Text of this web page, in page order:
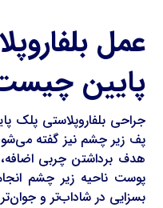
عمل
پایین
جراحی بلفاروپلاستی پلک
پف زیر چشم نیز گفته
هدف برداشتن چربی
پوست ناحیه زیر چشم
بسزایی در شاداب‌تر و